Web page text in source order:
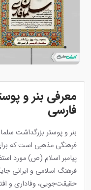
معرفی بنر و
فارسی
بنر و پوستر بزرگداشت
فرهنگی مذهبی است که
پیامبر اسلام (ص) مورد
فرهنگ اسلامی و ایرانی
حقیقت‌جویی، وفاداری و